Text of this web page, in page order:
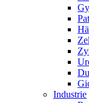
Industrie